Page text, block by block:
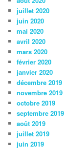
juillet 2020
juin 2020
mai 2020
avril 2020
mars 2020
février 2020
janvier 2020
décembre 2019
novembre 2019
octobre 2019
septembre 2019
août 2019
juillet 2019
juin 2019